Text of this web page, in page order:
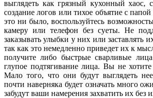
выглядеть как грязный кухонный хаос,
создание логов или тихое объятие с
это ни было, воспользуйтесь
камеру или телефон без суеты. Не
заказывать улыбки у них или заставлять
так как это немедленно приведет их к
получите либо быстрые сварливые
глупое подтягивание лица. Вы не
Мало того, что они будут выглядеть
почти наверняка будет означать много
забудут ваши намерения захватить их без